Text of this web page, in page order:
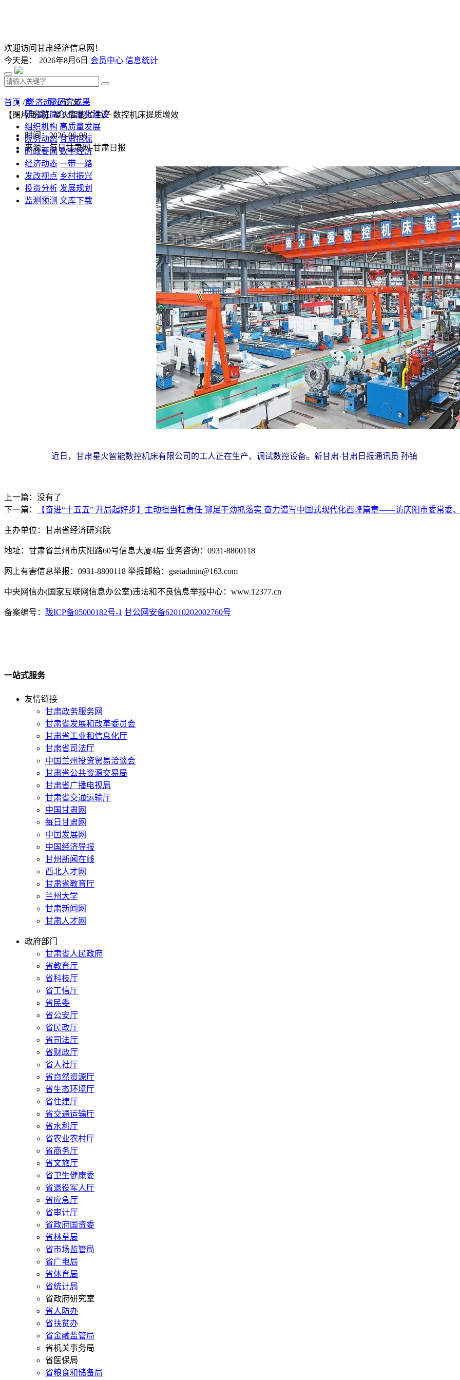
欢迎访问甘肃经济信息网！
今天是： 2026年8月6日 会员中心 信息统计
首 页 研究成果
研究院简介 信息化建设
组织机构 高质量发展
院务动态 甘肃招标
时政要闻 数字经济
经济动态 一带一路
发改视点 乡村振兴
投资分析 发展规划
监测预测 文库下载
首页 /经济动态/ 正文
【图片新闻】星火智能忙生产 数控机床提质增效
时间：2026-06-08
来源：每日甘肃网-甘肃日报
近日，甘肃星火智能数控机床有限公司的工人正在生产、调试数控设备。新甘肃·甘肃日报通讯员 孙镇
上一篇：没有了
下一篇：
【奋进“十五五” 开局起好步】主动担当扛责任 铆足干劲抓落实 奋力谱写中国式现代化西峰篇章——访庆阳市委常委
主办单位：甘肃省经济研究院
地址：甘肃省兰州市庆阳路60号信息大厦4层 业务咨询：0931-8800118
网上有害信息举报：0931-8800118 举报邮箱：gseiadmin@163.com
中央网信办(国家互联网信息办公室)违法和不良信息举报中心：www.12377.cn
备案编号： 陇ICP备05000182号-1 甘公网安备62010202002760号
一站式服务
友情链接
甘肃政务服务网
甘肃省发展和改革委员会
甘肃省工业和信息化厅
甘肃省司法厅
中国兰州投资贸易洽谈会
甘肃省公共资源交易局
甘肃省广播电视局
甘肃省交通运输厅
中国甘肃网
每日甘肃网
中国发展网
中国经济导报
甘州新闻在线
西北人才网
甘肃省教育厅
兰州大学
甘肃新闻网
甘肃人才网
政府部门
甘肃省人民政府
省教育厅
省科技厅
省工信厅
省民委
省公安厅
省民政厅
省司法厅
省财政厅
省人社厅
省自然资源厅
省生态环境厅
省住建厅
省交通运输厅
省水利厅
省农业农村厅
省商务厅
省文旅厅
省卫生健康委
省退役军人厅
省应急厅
省审计厅
省政府国资委
省林草局
省市场监管局
省广电局
省体育局
省统计局
省政府研究室
省人防办
省扶贫办
省金融监管局
省机关事务局
省医保局
省粮食和储备局